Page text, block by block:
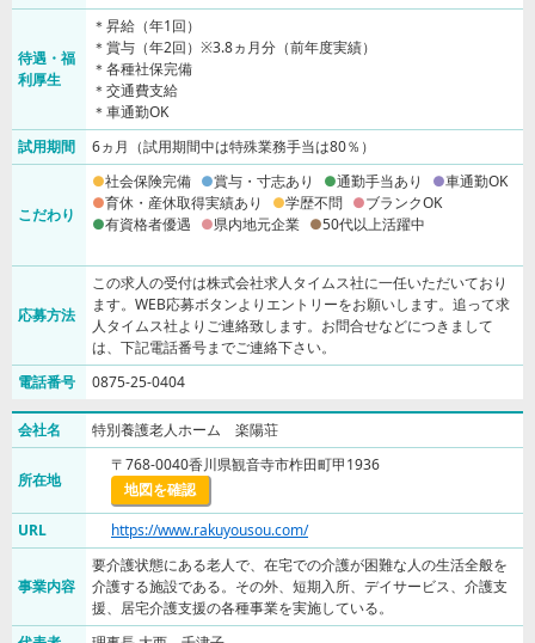
待遇・福
利厚生
＊昇給（年1回）
＊賞与（年2回）※3.8ヵ月分（前年度実績）
＊各種社保完備
＊交通費支給
＊車通勤OK
試用期間
6ヵ月（試用期間中は特殊業務手当は80％）
こだわり
社会保険完備 賞与・寸志あり 通勤手当あり
車通勤OK
育休・産休取得実績あり
学歴不問
ブランクOK
有資格者優遇
県内地元企業 50代以上活躍中
応募方法
この求人の受付は株式会社求人タイムス社に一任いただいており
ます。WEB応募ボタンよりエントリーをお願いします。追って求
人タイムス社よりご連絡致します。お問合せなどにつきまして
は、下記電話番号までご連絡下さい。
電話番号
0875-25-0404
会社名 特別養護老人ホーム 楽陽荘
所在地
〒768-0040香川県観音寺市柞田町甲1936
地図を確認
URL
https://www.rakuyousou.com/
事業内容
要介護状態にある老人で、在宅での介護が困難な人の生活全般を
介護する施設である。その外、短期入所、デイサービス、介護支
援、居宅介護支援の各種事業を実施している。